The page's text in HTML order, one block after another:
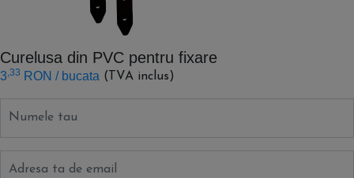
Curelusa din PVC pentru fixare
3 ,33 RON / bucata (TVA inclus)
Numele tau
Adresa ta de email